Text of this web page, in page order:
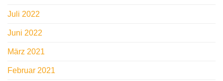
Juli 2022
Juni 2022
März 2021
Februar 2021